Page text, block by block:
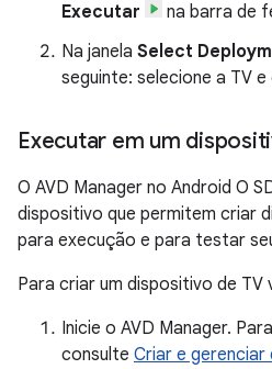
Executar
na barra de
Na janela Select
seguinte: selecione a TV e
Executar em um
O AVD Manager no Android O
dispositivo que permitem criar
para execução e para testar
Para criar um dispositivo de TV
Inicie o AVD Manager.
consulte Criar e